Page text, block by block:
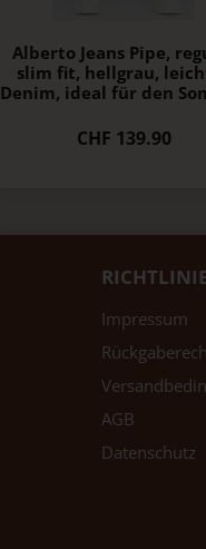
Alberto Jeans Pipe,
slim fit, hellgrau,
Denim, ideal für den
CHF 139.90
Impressum
AGB
Datenschutz